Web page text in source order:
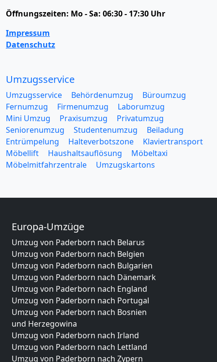
Öffnungszeiten: Mo - Sa: 06:30 - 17:30 Uhr
Impressum
Datenschutz
Umzugsservice
Umzugsservice Behördenumzug
Büroumzug
Fernumzug
Firmenumzug
Laborumzug
Mini Umzug
Praxisumzug
Privatumzug
Seniorenumzug
Studentenumzug
Beiladung
Entrümpelung
Halteverbotszone
Klaviertransport
Möbellift
Haushaltsauflösung
Möbeltaxi
Möbelmitfahrzentrale
Umzugskartons
Europa-Umzüge
Umzug von Paderborn nach Belarus
Umzug von Paderborn nach Belgien
Umzug von Paderborn nach Bulgarien
Umzug von Paderborn nach Dänemark
Umzug von Paderborn nach England
Umzug von Paderborn nach Portugal
Umzug von Paderborn nach Bosnien
und Herzegowina
Umzug von Paderborn nach Irland
Umzug von Paderborn nach Lettland
Umzug von Paderborn nach Zypern